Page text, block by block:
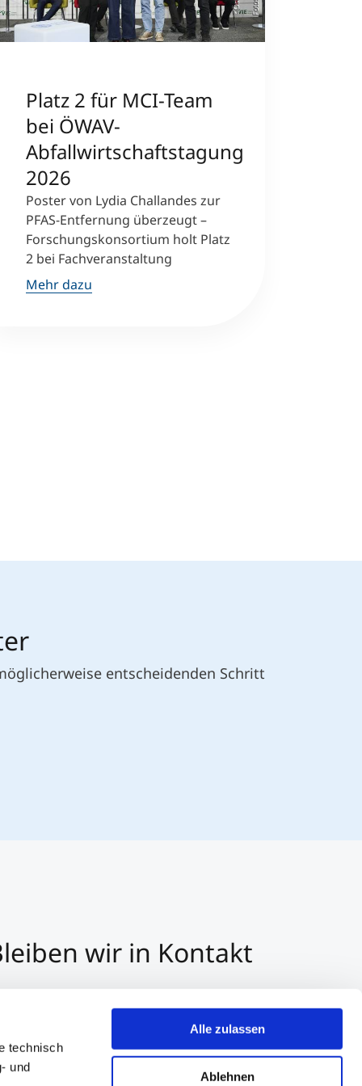
technisch
und
Alle zulassen
Ablehnen
Platz 2 für MCI-Team
bei ÖWAV-
Abfallwirtschaftstagung
2026
Poster von Lydia Challandes zur
PFAS-Entfernung überzeugt –
Forschungskonsortium holt Platz
2 bei Fachveranstaltung
Mehr dazu
entscheidenden Schritt
wir in Kontakt
Whatsapp kontaktieren